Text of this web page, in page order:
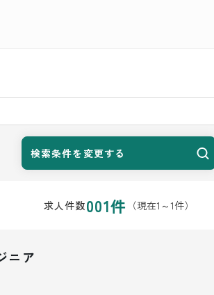
検索条件を変更する
求人件数001件 （現在1 ～1件）
ニア